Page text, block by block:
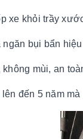
xe khỏi trầy
bụi bẩn
mùi, an
đến 5 năm